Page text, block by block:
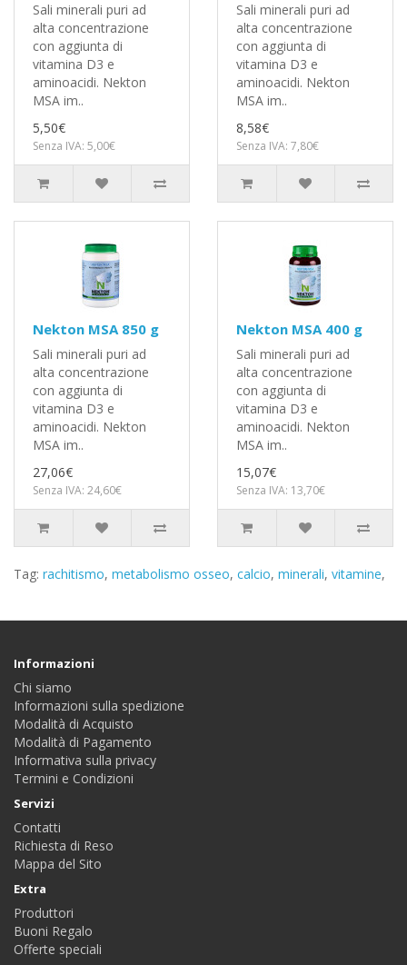
Sali minerali puri ad
alta concentrazione
con aggiunta di
vitamina D3 e
aminoacidi. Nekton
MSA im..
5,50€
Senza IVA: 5,00€
Sali minerali puri ad
alta concentrazione
con aggiunta di
vitamina D3 e
aminoacidi. Nekton
MSA im..
8,58€
Senza IVA: 7,80€
Nekton MSA 850 g
Sali minerali puri ad
alta concentrazione
con aggiunta di
vitamina D3 e
aminoacidi. Nekton
MSA im..
27,06€
Senza IVA: 24,60€
Nekton MSA 400 g
Sali minerali puri ad
alta concentrazione
con aggiunta di
vitamina D3 e
aminoacidi. Nekton
MSA im..
15,07€
Senza IVA: 13,70€
Tag: rachitismo, metabolismo osseo, calcio, minerali, vitamine,
Informazioni
Chi siamo
Informazioni sulla spedizione
Modalità di Acquisto
Modalità di Pagamento
Informativa sulla privacy
Termini e Condizioni
Servizi
Contatti
Richiesta di Reso
Mappa del Sito
Extra
Produttori
Buoni Regalo
Offerte speciali